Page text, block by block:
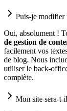
Puis-je modifier
Oui, absolument !
de gestion de
facilement vos
de blog. Nous
utiliser le back-
complète.
Mon site sera-t-